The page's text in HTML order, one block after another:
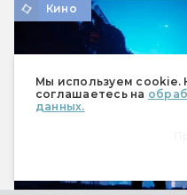
Мы используем cookie.
соглашаетесь на
данных.
Кино